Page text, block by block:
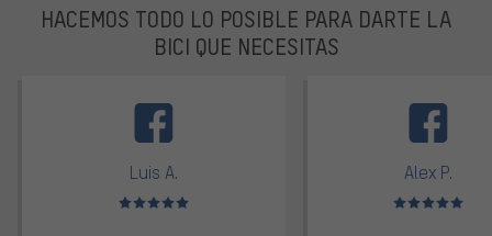
HACEMOS TODO LO POSIBLE PARA DARTE LA
BICI QUE NECESITAS
Luis A.
Valoración media: 5 de 5
Alex P.
Valoración